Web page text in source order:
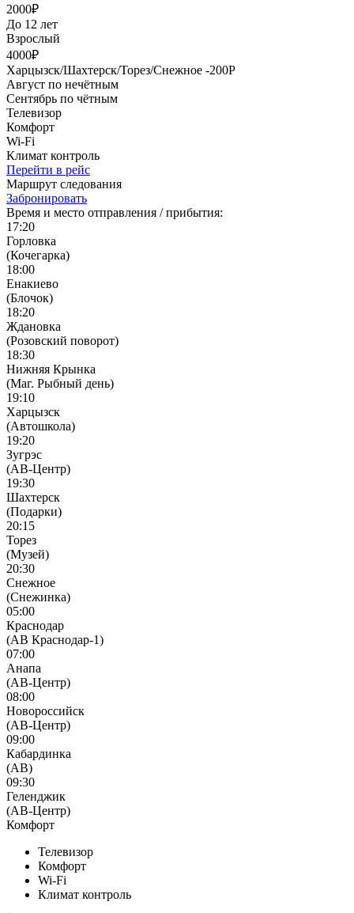
2000₽
До 12 лет
Взрослый
4000₽
Харцызск/Шахтерск/Торез/Снежное -200Р
Август по нечётным
Сентябрь по чётным
Телевизор
Комфорт
Wi-Fi
Климат контроль
Перейти в рейс
Маршрут следования
Забронировать
Время и место отправления / прибытия:
17:20
Горловка
(Кочегарка)
18:00
Енакиево
(Блочок)
18:20
Ждановка
(Розовский поворот)
18:30
Нижняя Крынка
(Маг. Рыбный день)
19:10
Харцызск
(Автошкола)
19:20
Зугрэс
(АВ-Центр)
19:30
Шахтерск
(Подарки)
20:15
Торез
(Музей)
20:30
Снежное
(Снежинка)
05:00
Краснодар
(АВ Краснодар-1)
07:00
Анапа
(АВ-Центр)
08:00
Новороссийск
(АВ-Центр)
09:00
Кабардинка
(АВ)
09:30
Геленджик
(АВ-Центр)
Комфорт
Телевизор
Комфорт
Wi-Fi
Климат контроль